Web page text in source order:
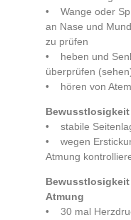
• Wange oder
an Nase und
zu prüfen
• heben und
überprüfen
• hören von
• stabile
• wegen
Atmung
Atmung
• 30 mal